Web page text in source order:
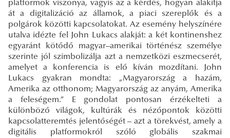
platformok viszonya, vagyis az a kérdés, hogyan alakítja
át a digitalizáció az államok, a piaci szereplők és a
polgárok közötti kapcsolatokat. Az esemény helyszínére
utalva idézte fel John Lukacs alakját: a két kontinenshez
egyaránt kötődő magyar–amerikai történész személye
szerinte jól szimbolizálja azt a nemzetközi eszmecserét,
amelyet a konferencia is elő kíván mozdítani. John
Lukacs gyakran mondta: „Magyarország a hazám,
Amerika az otthonom; Magyarország az anyám, Amerika
a feleségem.” E gondolat pontosan érzékelteti a
különböző világok, kultúrák és nézőpontok közötti
kapcsolatteremtés jelentőségét – azt a törekvést, amely a
digitális platformokról szóló globális szakmai